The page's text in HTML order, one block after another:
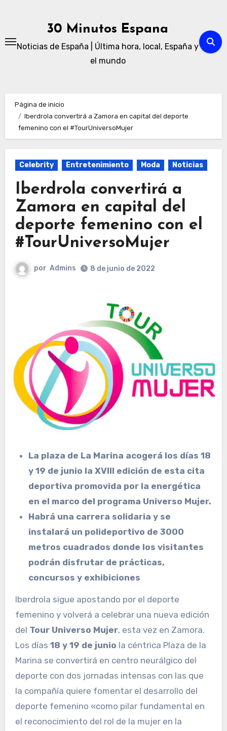
30 Minutos Espana
Noticias de España | Última hora, local, España y
el mundo
Página de inicio
Iberdrola convertirá a Zamora en capital del deporte
femenino con el #TourUniversoMujer
Celebrity Entretenimiento Moda Noticias
Iberdrola convertirá a
Zamora en capital del
deporte femenino con el
#TourUniversoMujer
por Admins 8 de junio de 2022
La plaza de La Marina acogerá los días 18
y 19 de junio la XVIII edición de esta cita
deportiva promovida por la energética
en el marco del programa Universo Mujer.
Habrá una carrera solidaria y se
instalará un polideportivo de 3000
metros cuadrados donde los visitantes
podrán disfrutar de prácticas,
concursos y exhibiciones
Iberdrola sigue apostando por el deporte
femenino y volverá a celebrar una nueva edición
del Tour Universo Mujer, esta vez en Zamora.
Los días 18 y 19 de junio la céntrica Plaza de la
Marina se convertirá en centro neurálgico del
deporte con dos jornadas intensas con las que
la compañía quiere fomentar el desarrollo del
deporte femenino «como pilar fundamental en
el reconocimiento del rol de la mujer en la